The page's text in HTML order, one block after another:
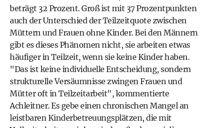
beträgt 32 Prozent. Groß ist mit 37 Prozentpunkten
auch der Unterschied der Teilzeitquote zwischen
Müttern und Frauen ohne Kinder. Bei den Männern
gibt es dieses Phänomen nicht, sie arbeiten etwas
häufiger in Teilzeit, wenn sie keine Kinder haben.
"Das ist keine individuelle Entscheidung, sondern
strukturelle Versäumnisse zwingen Frauen und
Mütter oft in Teilzeitarbeit", kommentierte
Achleitner. Es gebe einen chronischen Mangel an
leistbaren Kinderbetreuungsplätzen, die mit